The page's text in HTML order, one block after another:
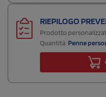
RIEPILOGO
Prodotto
Quantità: Penne